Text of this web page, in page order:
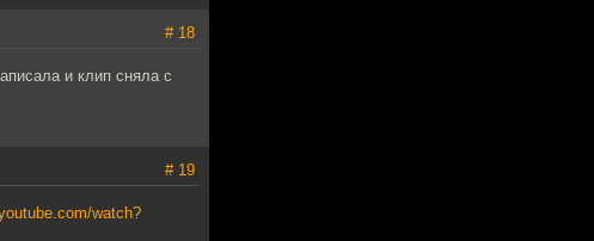
# 18
и клип сняла с
# 19
watch?